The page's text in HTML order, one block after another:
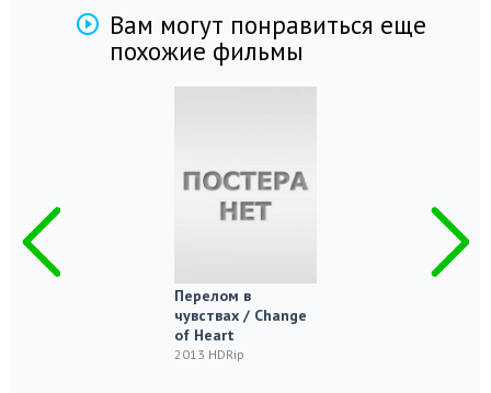
Вам могут понравиться еще
похожие фильмы
Перелом в
чувствах / Change
of Heart
2013 HDRip